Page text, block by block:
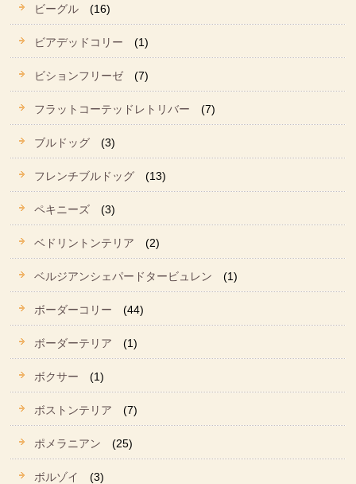
ビーグル (16)
ビアデッドコリー (1)
ビションフリーゼ (7)
フラットコーテッドレトリバー (7)
ブルドッグ (3)
フレンチブルドッグ (13)
ペキニーズ (3)
ベドリントンテリア (2)
ベルジアンシェパードタービュレン (1)
ボーダーコリー (44)
ボーダーテリア (1)
ボクサー (1)
ボストンテリア (7)
ポメラニアン (25)
ボルゾイ (3)